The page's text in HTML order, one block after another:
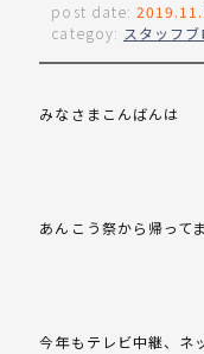
post date:
categoy: スタッフ
みなさまこんばんは
あんこう祭から帰って
今年もテレビ中継、ネ